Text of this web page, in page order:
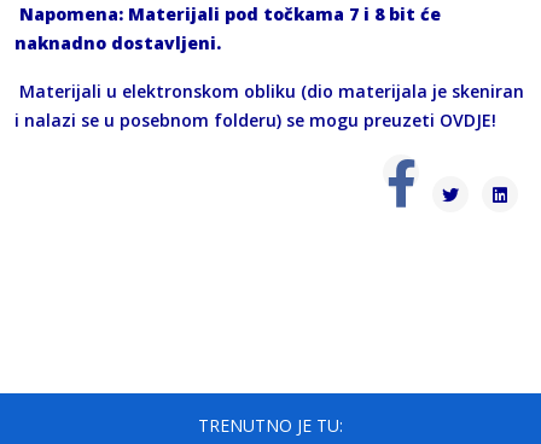
Napomena: Materijali pod točkama 7 i 8 bit će
naknadno dostavljeni.
Materijali u elektronskom obliku (dio materijala je skeniran
i nalazi se u posebnom folderu) se mogu preuzeti OVDJE!
TRENUTNO JE TU: